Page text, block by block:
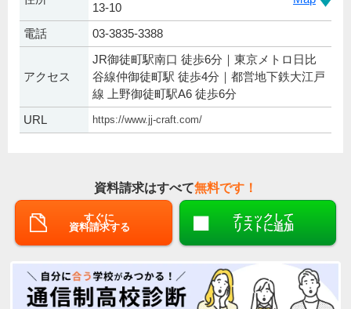
13-10
電話 03-3835-3388
アクセス
JR御徒町駅南口 徒歩6分｜東京メトロ日比
谷線仲御徒町駅 徒歩4分｜都営地下鉄大江戸
線 上野御徒町駅A6 徒歩6分
URL
https://www.jj-craft.com/
資料請求はすべて無料です！
すぐに
資料請求する
チェックして
リストに追加